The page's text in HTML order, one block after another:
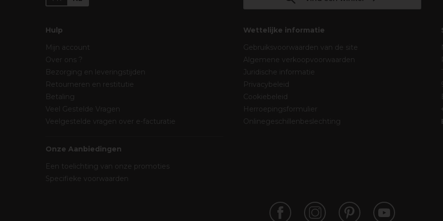
Hulp
Mijn account
Over ons ?
Bezorging en leveringstijden
Retourneren en restitutie
Betaling
Veel Gestelde Vragen
Veelgestelde vragen over e-facturatie
Onze Aanbiedingen
Een toelichting van onze promoties
Specifieke voorwaarden
Wettelijke informatie
Gebruiksvoorwaarden van de site
Algemene verkoopvoorwaarden
Juridische informatie
Privacybeleid
Cookiebeleid
Herroepingsformulier
Onlinegeschillenbeslechting